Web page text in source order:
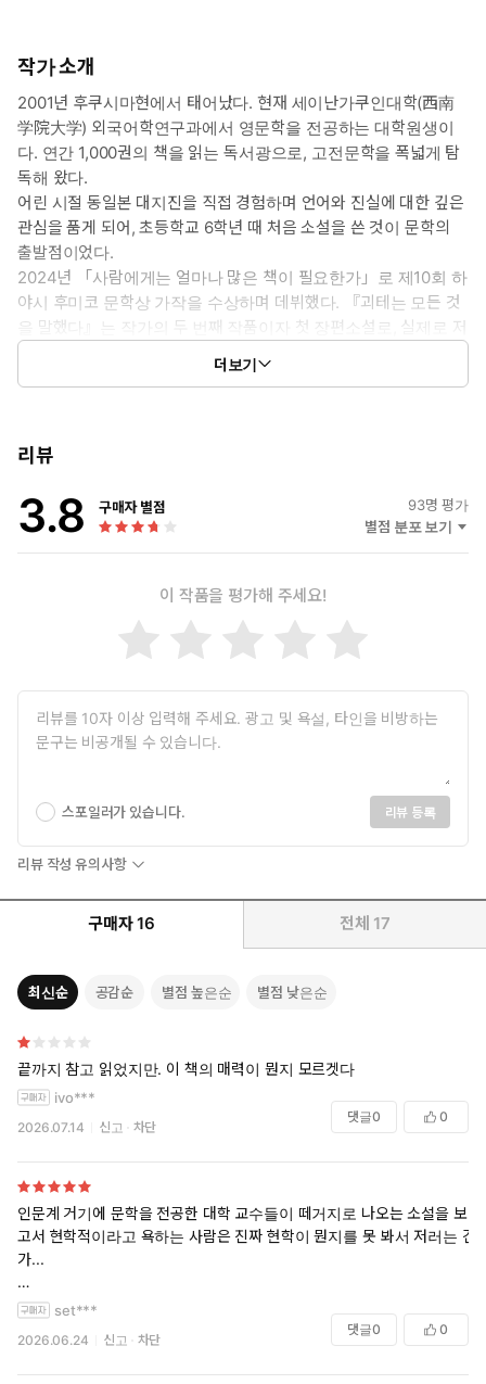
작가 소개
2001년 후쿠시마현에서 태어났다. 현재 세이난가쿠인대학(西南
学院大学) 외국어학연구과에서 영문학을 전공하는 대학원생이
다. 연간 1,000권의 책을 읽는 독서광으로, 고전문학을 폭넓게 탐
독해 왔다.
어린 시절 동일본 대지진을 직접 경험하며 언어와 진실에 대한 깊은
관심을 품게 되어, 초등학교 6학년 때 처음 소설을 쓴 것이 문학의
출발점이었다.
2024년 「사람에게는 얼마나 많은 책이 필요한가」로 제10회 하
야시 후미코 문학상 가작을 수상하며 데뷔했다. 『괴테는 모든 것
을 말했다』는 작가의 두 번째 작품이자 첫 장편소설로, 실제로 저
자의 부모님 결혼기념일 식사 중 홍차 티백에 적힌 명언에서 영감
을 받아 집필했다. 이 작품으로 제172회 아쿠타가와상을 수상하
더보기
리뷰
3.8 구매자 별점 93명 평가
별점 분포 보기
이 작품을 평가해 주세요!
스포일러가 있습니다. 리뷰 등록
리뷰 작성 유의사항
구매자 16 전체 17
최신순 공감순 별점 높은순 별점 낮은순
끝까지 참고 읽었지만. 이 책의 매력이 뭔지 모르겟다
ivo***
2026.07.14 신고 차단
댓글0 0
인문계 거기에 문학을 전공한 대학 교수들이 떼거지로 나오는 소설을 보
고서 현학적이라고 욕하는 사람은 진짜 현학이 뭔지를 못 봐서 저러는 건
가...
과도한 긍정주의가 깔린 게 좀 거슬린다는 개인적 감상이 있지만 객관적
set***
2026.06.24 신고 차단
댓글0 0